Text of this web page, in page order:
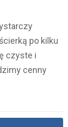
po kilku
czyste i
cenny